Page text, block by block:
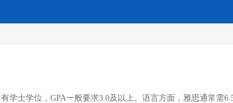
士学位，GPA一般要求3.0及以上。语言方面，雅思通常需